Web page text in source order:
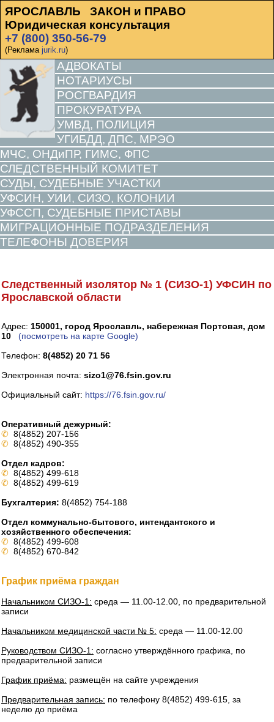
ЯРОСЛАВЛЬ ЗАКОН и ПРАВО
Юридическая консультация
+7 (800) 350-56-79
(Реклама jurik.ru)
АДВОКАТЫ
НОТАРИУСЫ
РОСГВАРДИЯ
ПРОКУРАТУРА
УМВД, ПОЛИЦИЯ
УГИБДД, ДПС, МРЭО
МЧС, ОНДиПР, ГИМС, ФПС
СЛЕДСТВЕННЫЙ КОМИТЕТ
СУДЫ, СУДЕБНЫЕ УЧАСТКИ
УФСИН, УИИ, СИЗО, КОЛОНИИ
УФССП, СУДЕБНЫЕ ПРИСТАВЫ
МИГРАЦИОННЫЕ ПОДРАЗДЕЛЕНИЯ
ТЕЛЕФОНЫ ДОВЕРИЯ
Следственный изолятор № 1 (СИЗО-1) УФСИН по
Ярославской области
Адрес: 150001, город Ярославль, набережная Портовая, дом
10
(посмотреть на карте Google)
Телефон: 8(4852) 20 71 56
Электронная почта: sizo1@76.fsin.gov.ru
Официальный сайт: https://76.fsin.gov.ru/
Оперативный дежурный:
✆ 8(4852) 207-156
✆ 8(4852) 490-355
Отдел кадров:
✆ 8(4852) 499-618
✆ 8(4852) 499-619
Бухгалтерия: 8(4852) 754-188
Отдел коммунально-бытового, интендантского и
хозяйственного обеспечения:
✆ 8(4852) 499-608
✆ 8(4852) 670-842
График приёма граждан
Начальником СИЗО-1: среда — 11.00-12.00, по предварительной
записи
Начальником медицинской части № 5: среда — 11.00-12.00
Руководством СИЗО-1: согласно утверждённого графика, по
предварительной записи
График приёма: размещён на сайте учреждения
Предварительная запись: по телефону 8(4852) 499-615, за
неделю до приёма